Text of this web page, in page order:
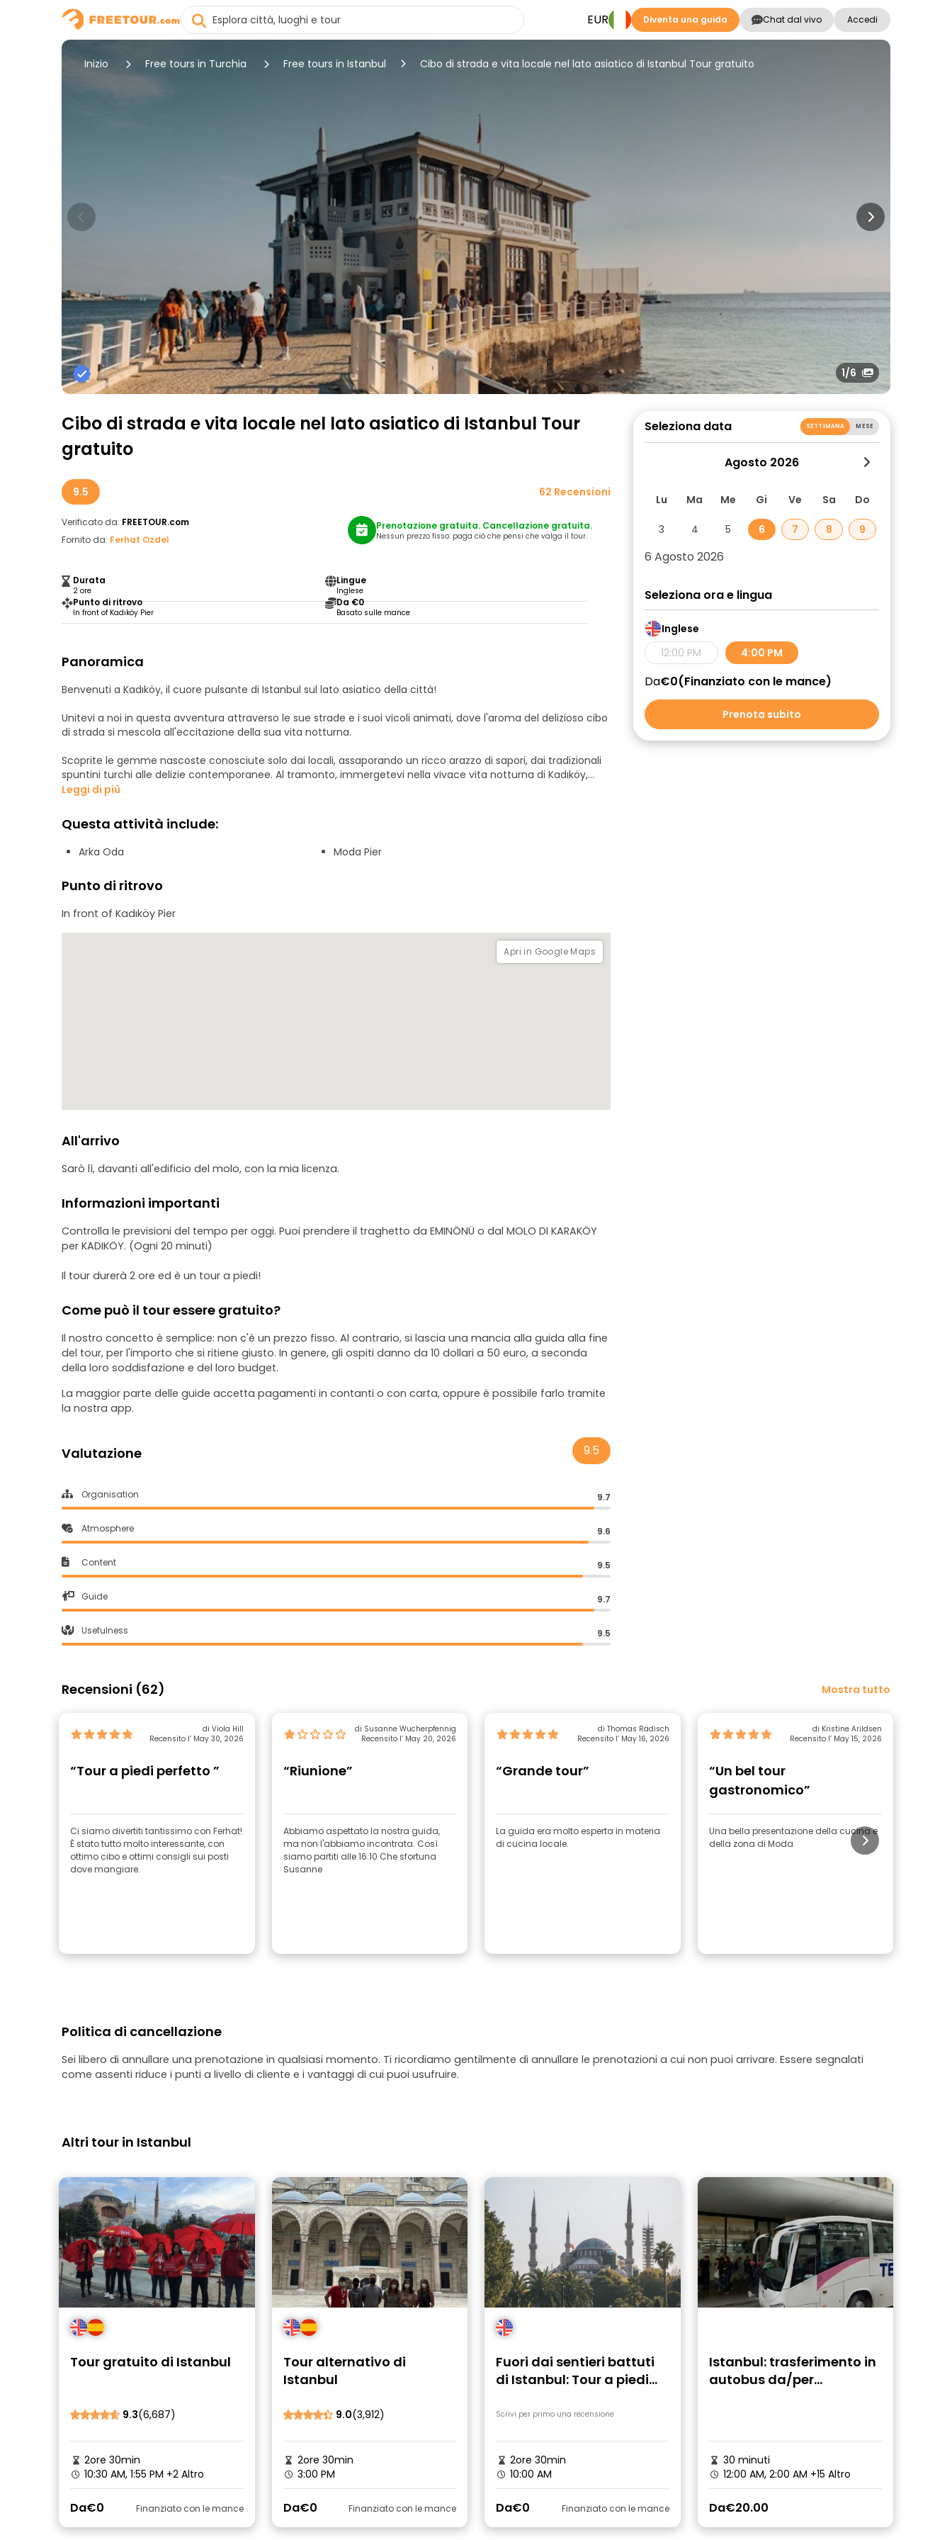
EUR Diventa una guida Chat dal vivo Accedi
Inizio Free tours in Turchia Free tours in Istanbul Cibo di strada e vita locale nel lato asiatico di Istanbul Tour gratuito
1/6
Cibo di strada e vita locale nel lato asiatico di Istanbul Tour
gratuito
9.5 62 Recensioni
Verificato da: FREETOUR.com
Fornito da: Ferhat Ozdel
Durata
2 ore
Lingue
Inglese
Punto di ritrovo
In front of Kadıköy Pier
Da €0
Basato sulle mance
Prenotazione gratuita. Cancellazione gratuita.
Nessun prezzo fisso: paga ciò che pensi che valga il tour.
Panoramica
Benvenuti a Kadıköy, il cuore pulsante di Istanbul sul lato asiatico della città!
Unitevi a noi in questa avventura attraverso le sue strade e i suoi vicoli animati, dove l'aroma del delizioso cibo
di strada si mescola all'eccitazione della sua vita notturna.
Scoprite le gemme nascoste conosciute solo dai locali, assaporando un ricco arazzo di sapori, dai tradizionali
spuntini turchi alle delizie contemporanee. Al tramonto, immergetevi nella vivace vita notturna di Kadıköy,
dove bar alla moda e caffè accoglienti offrono l'ambiente perfetto per rilassarsi e godersi l'atmosfera locale.
(Questo non è un tipico tour gastronomico. Potete prendere il cibo durante il tour e continuare a camminare.
Si tratta di un tour a piedi).
indicato dal link.
Leggi di più
Questa attività include:
Arka Oda Moda Pier
Punto di ritrovo
In front of Kadıköy Pier
Apri in Google Maps
All'arrivo
Sarò lì, davanti all'edificio del molo, con la mia licenza.
Informazioni importanti
Controlla le previsioni del tempo per oggi. Puoi prendere il traghetto da EMINÖNÜ o dal MOLO DI KARAKÖY
per KADIKÖY. (Ogni 20 minuti)
Il tour durerà 2 ore ed è un tour a piedi!
Come può il tour essere gratuito?
Il nostro concetto è semplice: non c'è un prezzo fisso. Al contrario, si lascia una mancia alla guida alla fine
del tour, per l'importo che si ritiene giusto. In genere, gli ospiti danno da 10 dollari a 50 euro, a seconda
della loro soddisfazione e del loro budget.
La maggior parte delle guide accetta pagamenti in contanti o con carta, oppure è possibile farlo tramite
la nostra app.
Valutazione 9.5
Organisation 9.7
Atmosphere 9.6
Content 9.5
Guide 9.7
Usefulness 9.5
Recensioni (62) Mostra tutto
di Viola Hill
Recensito l’ May 30, 2026
“Tour a piedi perfetto ”
Ci siamo divertiti tantissimo con Ferhat!
È stato tutto molto interessante, con
ottimo cibo e ottimi consigli sui posti
dove mangiare.
di Susanne Wucherpfennig
Recensito l’ May 20, 2026
“Riunione”
Abbiamo aspettato la nostra guida,
ma non l'abbiamo incontrata. Così
siamo partiti alle 16:10 Che sfortuna
Susanne
di Thomas Rädisch
Recensito l’ May 16, 2026
“Grande tour”
La guida era molto esperta in materia
di cucina locale.
di Kristine Arildsen
Recensito l’ May 15, 2026
“Un bel tour
gastronomico”
Una bella presentazione della cucina e
della zona di Moda
Politica di cancellazione
Sei libero di annullare una prenotazione in qualsiasi momento. Ti ricordiamo gentilmente di annullare le prenotazioni a cui non puoi arrivare. Essere segnalati
come assenti riduce i punti a livello di cliente e i vantaggi di cui puoi usufruire.
Seleziona data SETTIMANA MESE
Agosto 2026
Lu Ma Me Gi Ve Sa Do
3 4 5 6 7 8 9
6 Agosto 2026
Seleziona ora e lingua
Inglese
12:00 PM
4:00 PM
Da€0 Finanziato con le mance
Prenota subito
Altri tour in Istanbul
Tour gratuito di Istanbul
9.3(6,687)
2ore 30min
10:30 AM, 1:55 PM +2 Altro
Da€0 Finanziato con le mance
Tour alternativo di
Istanbul
9.0(3,912)
2ore 30min
3:00 PM
Da€0 Finanziato con le mance
Fuori dai sentieri battuti
di Istanbul: Tour a piedi
Scrivi per primo una recensione
2ore 30min
10:00 AM
Da€0 Finanziato con le mance
Istanbul: trasferimento in
autobus da/per
30 minuti
12:00 AM, 2:00 AM +15 Altro
Da€20.00